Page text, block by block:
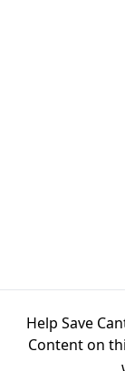
Help Save
Content on